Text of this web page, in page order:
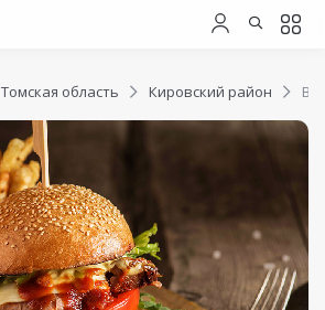
Томская область Кировский район